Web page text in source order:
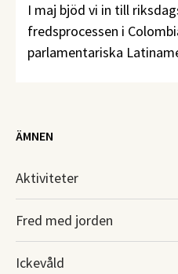
I maj bjöd vi in till
fredsprocessen i Colombia och uppstart av det
parlamentariska
ÄMNEN
Aktiviteter
Fred med jorden
Ickevåld